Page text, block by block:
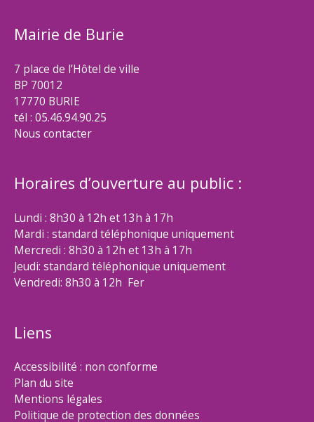
Mairie de Burie
7 place de l’Hôtel de ville
BP 70012
17770 BURIE
tél : 05.46.94.90.25
Nous contacter
Horaires d’ouverture au public :
Lundi : 8h30 à 12h et 13h à 17h
Mardi : standard téléphonique uniquement
Mercredi : 8h30 à 12h et 13h à 17h
Jeudi: standard téléphonique uniquement
Vendredi: 8h30 à 12h Fer
Liens
Accessibilité : non conforme
Plan du site
Mentions légales
Politique de protection des données